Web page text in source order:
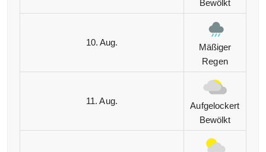
Bewölkt
10. Aug.
Mäßiger
Regen
11. Aug.
Aufgelockert
Bewölkt